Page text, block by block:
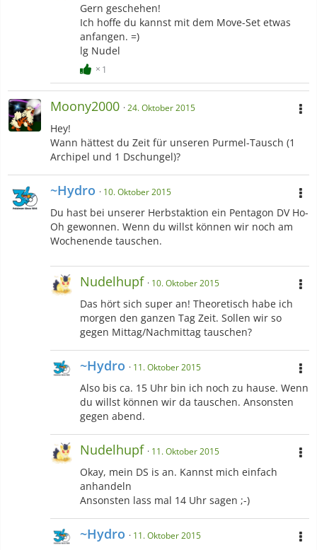
Gern geschehen!
Ich hoffe du kannst mit dem Move-Set etwas
anfangen. =)
lg Nudel
1
Moony2000 24. Oktober 2015
Hey!
Wann hättest du Zeit für unseren Purmel-Tausch (1
Archipel und 1 Dschungel)?
~Hydro 10. Oktober 2015
Du hast bei unserer Herbstaktion ein Pentagon DV Ho-
Oh gewonnen. Wenn du willst können wir noch am
Wochenende tauschen.
Nudelhupf 10. Oktober 2015
Das hört sich super an! Theoretisch habe ich
morgen den ganzen Tag Zeit. Sollen wir so
gegen Mittag/Nachmittag tauschen?
~Hydro 11. Oktober 2015
Also bis ca. 15 Uhr bin ich noch zu hause. Wenn
du willst können wir da tauschen. Ansonsten
gegen abend.
Nudelhupf 11. Oktober 2015
Okay, mein DS is an. Kannst mich einfach
anhandeln
Ansonsten lass mal 14 Uhr sagen ;-)
~Hydro 11. Oktober 2015